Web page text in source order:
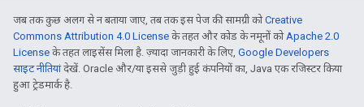
जब तक कुछ अलग से न बताया जाए, तब तक इस पेज की सामग्री कोCreative
Commons Attribution 4.0 License के तहत और कोड के नमूनों कोApache 2.0
License के तहत लाइसेंस मिला है. ज़्यादा जानकारी के लिए, Google Developers
साइट नीतियांदेखें. Oracle और/या इससे जुड़ी हुई कंपनियों का, Java एक रजिस्टर किया
हुआ ट्रेडमार्क है.